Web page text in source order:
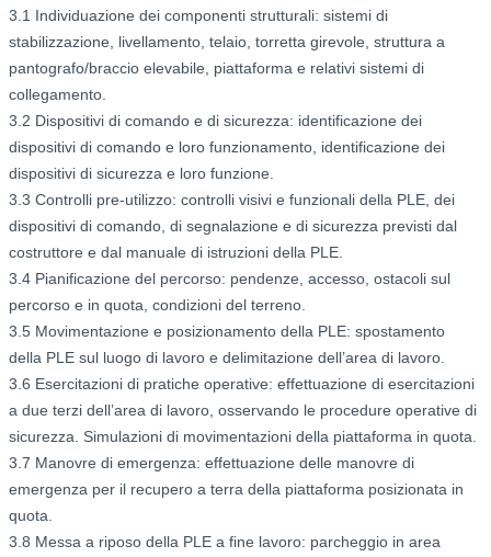
3.1 Individuazione dei componenti strutturali: sistemi di
stabilizzazione, livellamento, telaio, torretta girevole, struttura a
pantografo/braccio elevabile, piattaforma e relativi sistemi di
collegamento.
3.2 Dispositivi di comando e di sicurezza: identificazione dei
dispositivi di comando e loro funzionamento, identificazione dei
dispositivi di sicurezza e loro funzione.
3.3 Controlli pre-utilizzo: controlli visivi e funzionali della PLE, dei
dispositivi di comando, di segnalazione e di sicurezza previsti dal
costruttore e dal manuale di istruzioni della PLE.
3.4 Pianificazione del percorso: pendenze, accesso, ostacoli sul
percorso e in quota, condizioni del terreno.
3.5 Movimentazione e posizionamento della PLE: spostamento
della PLE sul luogo di lavoro e delimitazione dell’area di lavoro.
3.6 Esercitazioni di pratiche operative: effettuazione di esercitazioni
a due terzi dell’area di lavoro, osservando le procedure operative di
sicurezza. Simulazioni di movimentazioni della piattaforma in quota.
3.7 Manovre di emergenza: effettuazione delle manovre di
emergenza per il recupero a terra della piattaforma posizionata in
quota.
3.8 Messa a riposo della PLE a fine lavoro: parcheggio in area